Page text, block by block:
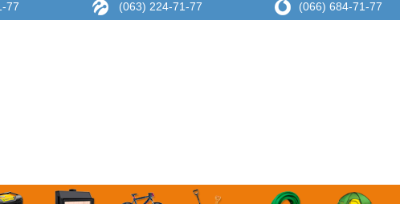
77 (063) 224-71-77 (066) 684-71-77